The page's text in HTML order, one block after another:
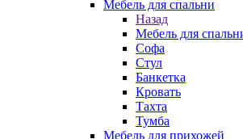
Мебель для спальни
Назад
Мебель для
Софа
Стул
Банкетка
Кровать
Тахта
Тумба
Мебель для прихожей